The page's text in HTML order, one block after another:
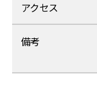
アクセス
備考